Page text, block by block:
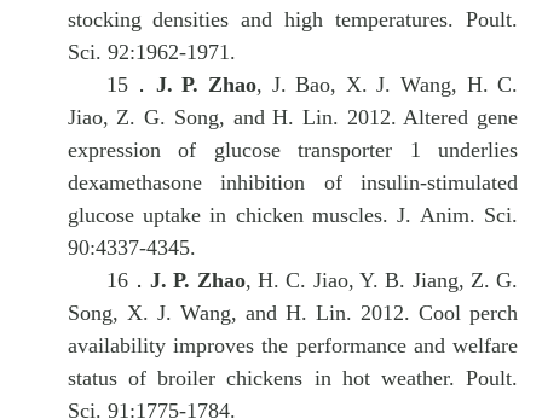
stocking densities and high temperatures. Poult.
Sci. 92:1962-1971.
15． J. P. Zhao, J. Bao, X. J. Wang, H. C.
Jiao, Z. G. Song, and H. Lin. 2012. Altered gene
expression of glucose transporter 1underlies
dexamethasone inhibition of insulin-stimulated
glucose uptake in chicken muscles. J. Anim. Sci.
90:4337-4345.
16．J. P. Zhao, H. C. Jiao, Y. B. Jiang, Z. G.
Song, X. J. Wang, and H. Lin. 2012. Cool perch
availability improves the performance and welfare
status of broiler chickens in hot weather. Poult.
Sci. 91:1775-1784.